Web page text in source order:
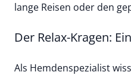
lange Reisen oder den
Der Relax-Kragen:
Als Hemdenspezialist